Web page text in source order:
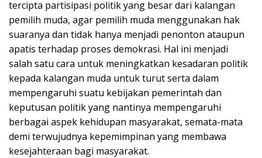
tercipta partisipasi politik yang besar dari kalangan
pemilih muda, agar pemilih muda menggunakan hak
suaranya dan tidak hanya menjadi penonton ataupun
apatis terhadap proses demokrasi. Hal ini menjadi
salah satu cara untuk meningkatkan kesadaran politik
kepada kalangan muda untuk turut serta dalam
mempengaruhi suatu kebijakan pemerintah dan
keputusan politik yang nantinya mempengaruhi
berbagai aspek kehidupan masyarakat, semata-mata
demi terwujudnya kepemimpinan yang membawa
kesejahteraan bagi masyarakat.